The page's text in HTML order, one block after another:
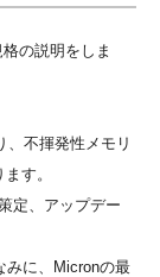
の説明をしま
、不揮発性メモリ
す。
定、アップデー
みに、Micronの最